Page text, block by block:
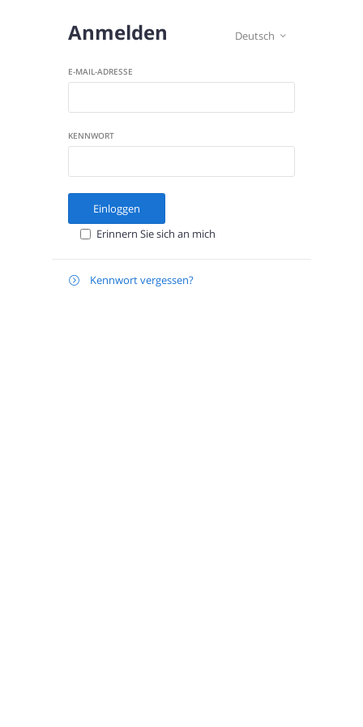
Deutsch 
Anmelden
E-MAIL-ADRESSE
KENNWORT
Einloggen
Erinnern Sie sich an mich
 Kennwort vergessen?